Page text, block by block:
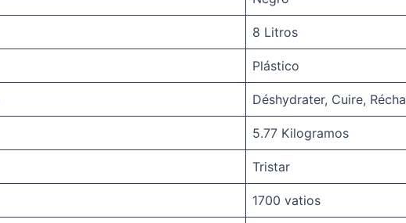
8 Litros
Plástico
Déshydrater, Cuire,
5.77 Kilogramos
Tristar
1700 vatios